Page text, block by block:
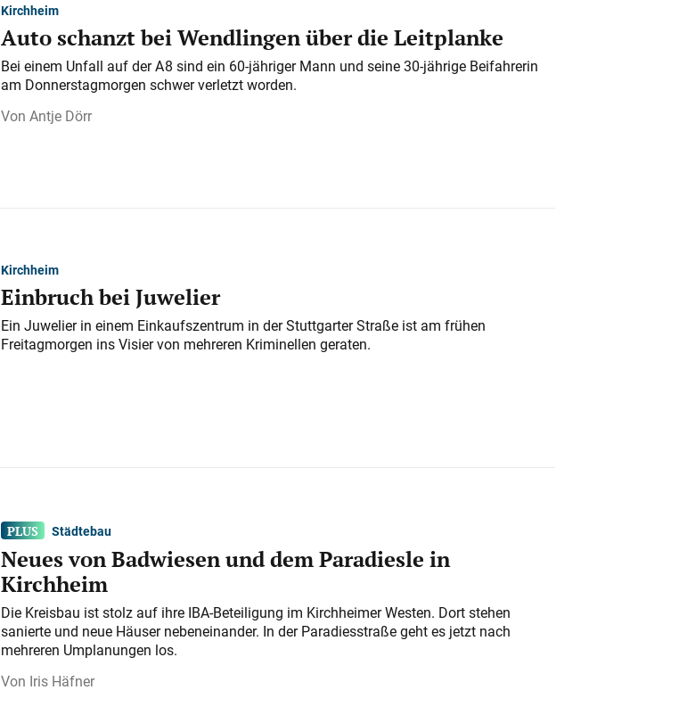
Kirchheim
Auto schanzt bei Wendlingen über die Leitplanke
Bei einem Unfall auf der A 8 sind ein 60-jähriger Mann und seine 30-jährige Beifahrerin
am Donnerstagmorgen schwer verletzt worden.
Antje Dörr
Kirchheim
Einbruch bei Juwelier
Ein Juwelier in einem Einkaufszentrum in der Stuttgarter Straße ist am frühen
Freitagmorgen ins Visier von mehreren Kriminellen geraten.
Städtebau
Neues von Badwiesen und dem Paradiesle in
Kirchheim
Die Kreisbau ist stolz auf ihre IBA-Beteiligung im Kirchheimer Westen. Dort stehen
sanierte und neue Häuser nebeneinander. In der Paradiesstraße geht es jetzt nach
mehreren Umplanungen los.
Iris Häfner